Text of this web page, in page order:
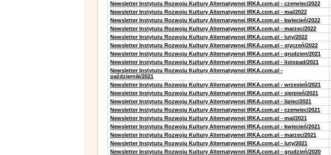
Newsletter Instytutu Rozwoju Kultury Alternatywnej IRKA.com.pl - czerwiec/2022
Newsletter Instytutu Rozwoju Kultury Alternatywnej IRKA.com.pl - maj/2022
Newsletter Instytutu Rozwoju Kultury Alternatywnej IRKA.com.pl - kwiecień/2022
Newsletter Instytutu Rozwoju Kultury Alternatywnej IRKA.com.pl - marzec/2022
Newsletter Instytutu Rozwoju Kultury Alternatywnej IRKA.com.pl - luty/2022
Newsletter Instytutu Rozwoju Kultury Alternatywnej IRKA.com.pl - styczeń/2022
Newsletter Instytutu Rozwoju Kultury Alternatywnej IRKA.com.pl - grudzien/2021
Newsletter Instytutu Rozwoju Kultury Alternatywnej IRKA.com.pl - listopad/2021
Newsletter Instytutu Rozwoju Kultury Alternatywnej IRKA.com.pl -
październik/2021
Newsletter Instytutu Rozwoju Kultury Alternatywnej IRKA.com.pl - wrzesień/2021
Newsletter Instytutu Rozwoju Kultury Alternatywnej IRKA.com.pl - sierpień/2021
Newsletter Instytutu Rozwoju Kultury Alternatywnej IRKA.com.pl - lipiec/2021
Newsletter Instytutu Rozwoju Kultury Alternatywnej IRKA.com.pl - czerwiec/2021
Newsletter Instytutu Rozwoju Kultury Alternatywnej IRKA.com.pl - maj/2021
Newsletter Instytutu Rozwoju Kultury Alternatywnej IRKA.com.pl - kwiecień/2021
Newsletter Instytutu Rozwoju Kultury Alternatywnej IRKA.com.pl - marzec/2021
Newsletter Instytutu Rozwoju Kultury Alternatywnej IRKA.com.pl - luty/2021
Newsletter Instytutu Rozwoju Kultury Alternatywnej IRKA.com.pl - grudzień/2020